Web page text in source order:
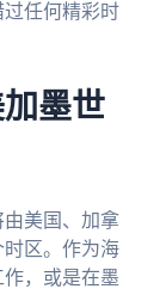
任何精彩时
墨世
美国、加拿
区。作为海
，或是在墨